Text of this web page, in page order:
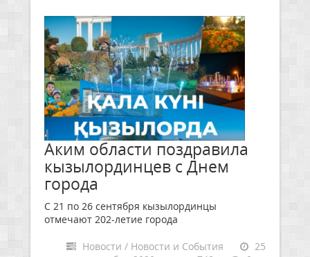
Аким области поздравила
кызылординцев с Днем
города
С 21 по 26 сентября кызылординцы
отмечают 202-летие города
Новости / Новости и События
25